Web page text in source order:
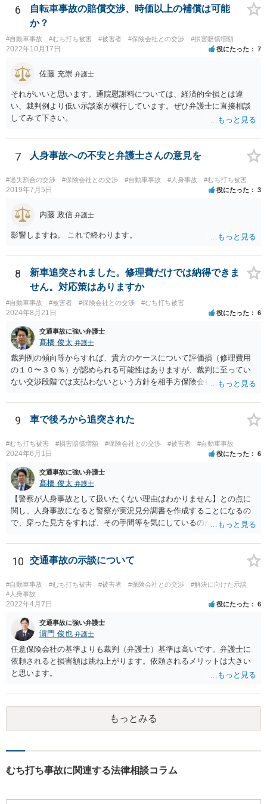
き、又は相当の注意をしても損害が生ずべきであったときは、この限
りでない。 会社側の言い分に付き合わず、会社側への請求をお考えな
さったほうがよろしいかもしれません。加害ドライバーの任意保険が
本件に使えるか、使おうとするかが定かではありませんので。「1年4
ヶ月のうちに4回も事故」の事実は、会社から加害ドライバーへの責任
転嫁のような発言ですが、上記ただし書との関連で言えば、会社側が
「相当の注意」をしていなかった証左でしょう。 今後の対応ですが、
事故証明書を速やかに取得すべきです。 病院で治療を受ける際、第三
者行為による傷病届を出す必要があります。 最終的にどこまで認めら
れるかという問題はありますが、事故後に事故に関連した支出に関し
6
自転車事故の賠償交渉、時価以上の補償は可能
か？
#自動車事故 #むち打ち被害 #被害者 #保険会社との交渉 #損害賠償増額
2022年10月17日 役にたった 7
佐藤 充崇 弁護士
それがいいと思います。通院慰謝料については、経済的全損とは違
い、裁判例より低い示談案が横行しています。ぜひ弁護士に直接相談
してみて下さい。
7 人身事故への不安と弁護士さんの意見を
#過失割合の交渉 #保険会社との交渉 #自動車事故 #人身事故 #むち打ち被害
2019年7月5日 役にたった 3
内藤 政信 弁護士
影響しますね。 これで終わります。
8
新車追突されました。修理費だけでは納得できま
せん。対応策はありますか
#自動車事故 #被害者 #保険会社との交渉 #むち打ち被害
2024年8月21日 役にたった 6
交通事故に強い弁護士
髙橋 俊太 弁護士
裁判例の傾向等からすれば、貴方のケースについて評価損（修理費用
の１０〜３０％）が認められる可能性はありますが、裁判に至ってい
ない交渉段階では支払わないという方針を相手方保険会社が貫く可能
9 車で後ろから追突された
#むち打ち被害 #損害賠償増額 #保険会社との交渉 #被害者 #自動車事故
2024年6月1日 役にたった 6
交通事故に強い弁護士
髙橋 俊太 弁護士
【警察が人身事故として扱いたくない理由はわかりません】との点に
関し、人身事故になると警察が実況見分調書を作成することになるの
で、穿った見方をすれば、その手間等を気にしているのかもしれませ
する方が適切だと思います。人身事故にしたからといって、相手方の
罪責等がそれだけで重くなるわけではありません。
10 交通事故の示談について
#自動車事故 #むち打ち被害 #被害者 #保険会社との交渉
#解決に向けた示談
#人身事故
2022年4月7日 役にたった 6
交通事故に強い弁護士
濵門 俊也 弁護士
任意保険会社の基準よりも裁判（弁護士）基準は高いです。弁護士に
依頼されると損害額は跳ね上がります。依頼されるメリットは大きい
と思います。
もっとみる
むち打ち事故に関連する法律相談コラム